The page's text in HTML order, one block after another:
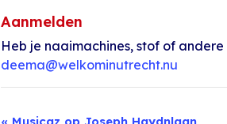
Aanmelden
Heb je naaimachines, stof of
deema@welkominutrecht.nu